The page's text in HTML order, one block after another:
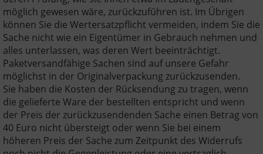
möglich gewesen wäre, zurückzuführen ist. Im Übrigen
können Sie die Wertersatzpflicht vermeiden, indem Sie die
Sache nicht wie ein Eigentümer in Gebrauch nehmen und
alles unterlassen, was deren Wert beeinträchtigt.
Paketversandfähige Sachen sind auf unsere Gefahr
möglichst in der Originalverpackung zurückzusenden.
Sie haben die Kosten der Rücksendung zu tragen, wenn
die gelieferte Ware der bestellten entspricht und wenn
der Preis der zurückzusendenden Sache einen Betrag von
40 Euro nicht übersteigt oder wenn Sie bei einem
höheren Preis der Sache zum Zeitpunkt des Widerrufs